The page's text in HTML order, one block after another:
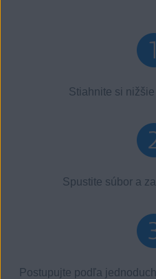
Stiahnite si
Spustite súbor a
Postupujte podľa